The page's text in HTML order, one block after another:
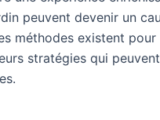
peuvent devenir un
méthodes existent
stratégies qui